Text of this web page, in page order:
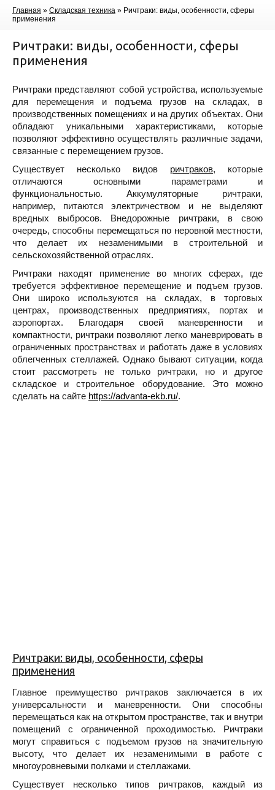
Главная » Складская техника » Ричтраки: виды, особенности, сферы
применения
Ричтраки: виды, особенности, сферы
применения
Ричтраки представляют собой устройства, используемые
для перемещения и подъема грузов на складах, в
производственных помещениях и на других объектах. Они
обладают уникальными характеристиками, которые
позволяют эффективно осуществлять различные задачи,
связанные с перемещением грузов.
Существует несколько видов ричтраков, которые
отличаются основными параметрами и
функциональностью. Аккумуляторные ричтраки,
например, питаются электричеством и не выделяют
вредных выбросов. Внедорожные ричтраки, в свою
очередь, способны перемещаться по неровной местности,
что делает их незаменимыми в строительной и
сельскохозяйственной отраслях.
Ричтраки находят применение во многих сферах, где
требуется эффективное перемещение и подъем грузов.
Они широко используются на складах, в торговых
центрах, производственных предприятиях, портах и
аэропортах. Благодаря своей маневренности и
компактности, ричтраки позволяют легко маневрировать в
ограниченных пространствах и работать даже в условиях
облегченных стеллажей. Однако бывают ситуации, когда
стоит рассмотреть не только ричтраки, но и другое
складское и строительное оборудование. Это можно
сделать на сайте https://advanta-ekb.ru/.
Ричтраки: виды, особенности, сферы
применения
Главное преимущество ричтраков заключается в их
универсальности и маневренности. Они способны
перемещаться как на открытом пространстве, так и внутри
помещений с ограниченной проходимостью. Ричтраки
могут справиться с подъемом грузов на значительную
высоту, что делает их незаменимыми в работе с
многоуровневыми полками и стеллажами.
Существует несколько типов ричтраков, каждый из